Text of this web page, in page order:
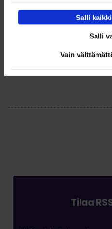
Salli
Salli
Vain
Tämä artikkeli (pdf)
Tilaa